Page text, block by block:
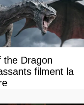
the Dragon
filment la